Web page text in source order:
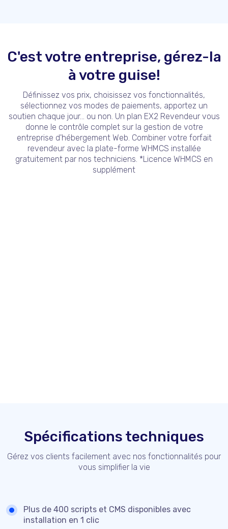
C'est votre entreprise, gérez-la
à votre guise!
Définissez vos prix, choisissez vos fonctionnalités,
sélectionnez vos modes de paiements, apportez un
soutien chaque jour... ou non. Un plan EX2 Revendeur vous
donne le contrôle complet sur la gestion de votre
entreprise d'hébergement Web. Combiner votre forfait
revendeur avec la plate-forme WHMCS installée
gratuitement par nos techniciens. *Licence WHMCS en
supplément
Spécifications techniques
Gérez vos clients facilement avec nos fonctionnalités pour
vous simplifier la vie
Plus de 400 scripts et CMS disponibles avec
installation en 1 clic